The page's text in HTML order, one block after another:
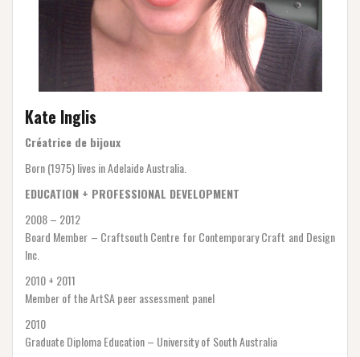
Kate Inglis
Créatrice de bijoux
Born (1975) lives in Adelaide Australia.
EDUCATION + PROFESSIONAL DEVELOPMENT
2008 – 2012
Board Member – Craftsouth Centre for Contemporary Craft and Design
Inc.
2010 + 2011
Member of the ArtSA peer assessment panel
2010
Graduate Diploma Education – University of South Australia